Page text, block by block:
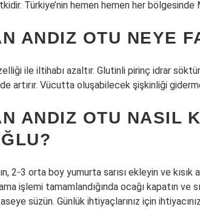
Türkiye’nin hemen hemen her bölgesinde
ANDIZ OTU NEYE
ile iltihabı azaltır. Glutinli pirinç idrar
artırır. Vücutta oluşabilecek şişkinliği
ANDIZ OTU NASIL
2-3 orta boy yumurta sarısı ekleyin ve
işlemi tamamlandığında ocağı kapatın ve
süzün. Günlük ihtiyaçlarınız için